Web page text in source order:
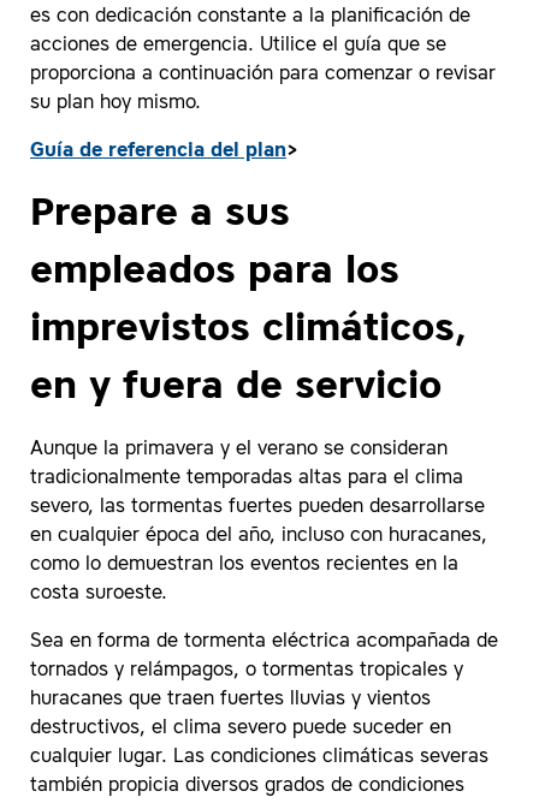
es con dedicación constante a la planificación de
acciones de emergencia. Utilice el guía que se
proporciona a continuación para comenzar o revisar
su plan hoy mismo.
Guía de referencia del plan>
Prepare a sus
empleados para los
imprevistos climáticos,
en y fuera de servicio
Aunque la primavera y el verano se consideran
tradicionalmente temporadas altas para el clima
severo, las tormentas fuertes pueden desarrollarse
en cualquier época del año, incluso con huracanes,
como lo demuestran los eventos recientes en la
costa suroeste.
Sea en forma de tormenta eléctrica acompañada de
tornados y relámpagos, o tormentas tropicales y
huracanes que traen fuertes lluvias y vientos
destructivos, el clima severo puede suceder en
cualquier lugar. Las condiciones climáticas severas
también propicia diversos grados de condiciones